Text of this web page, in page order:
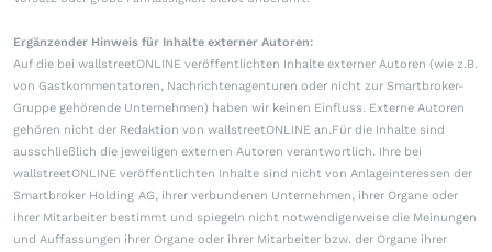
Ergänzender Hinweis für Inhalte externer Autoren:
Auf die bei wallstreetONLINE veröffentlichten Inhalte externer Autoren (wie z.B.
von Gastkommentatoren, Nachrichtenagenturen oder nicht zur Smartbroker-
Gruppe gehörende Unternehmen) haben wir keinen Einfluss. Externe Autoren
gehören nicht der Redaktion von wallstreetONLINE an.Für die Inhalte sind
ausschließlich die jeweiligen externen Autoren verantwortlich. Ihre bei
wallstreetONLINE veröffentlichten Inhalte sind nicht von Anlageinteressen der
Smartbroker Holding AG, ihrer verbundenen Unternehmen, ihrer Organe oder
ihrer Mitarbeiter bestimmt und spiegeln nicht notwendigerweise die Meinungen
und Auffassungen ihrer Organe oder ihrer Mitarbeiter bzw. der Organe ihrer